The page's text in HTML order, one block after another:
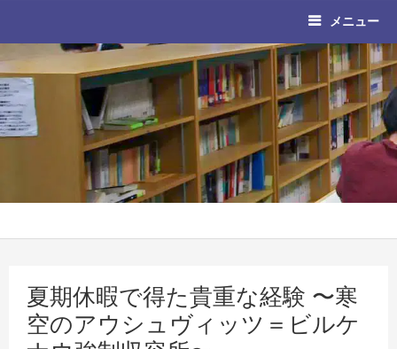
メニュー
夏期休暇で得た貴重な経験 〜寒
空のアウシュヴィッツ＝ビルケ